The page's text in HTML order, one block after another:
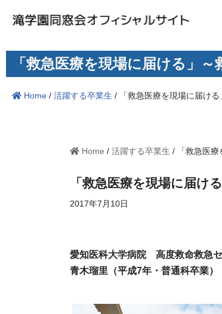
ン
ツ
「救急医療を現場に届ける」
Home / 活躍する卒業生 / 「救急医療を現場に届け
Home / 活躍する卒業生 / 「救急医
「救急医療を現場に届け
2017年7月10日
愛知医科大学病院 高度救命救急
青木瑠里（平成7年・普通科卒業）